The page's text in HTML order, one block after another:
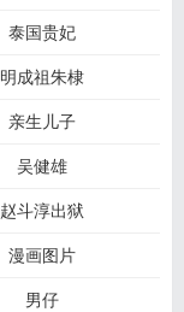
泰国贵妃
明成祖朱棣
亲生儿子
吴健雄
赵斗淳出狱
漫画图片
男仔